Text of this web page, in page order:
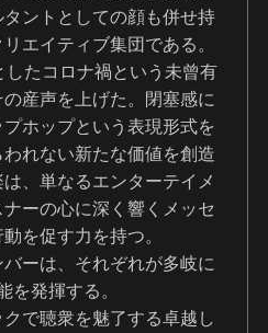
ントとしての顔も併せ持
エイティブ集団である。
たコロナ禍という未曾有
産声を上げた。閉塞感に
ホップという表現形式を
れない新たな価値を創造
、単なるエンターテイメ
ーの心に深く響くメッセ
を促す力を持つ。
ーは、それぞれが多岐に
を発揮する。
で聴衆を魅了する卓越し